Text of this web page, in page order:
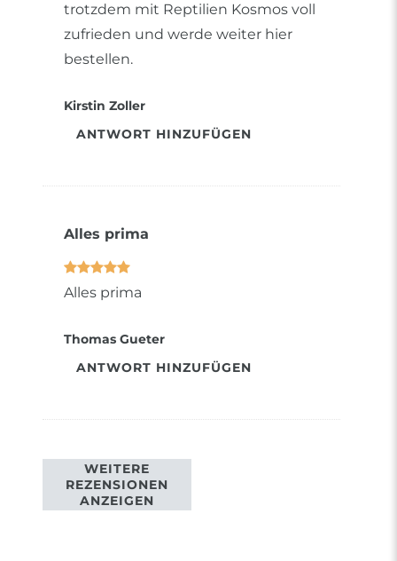
trotzdem mit Reptilien Kosmos voll
zufrieden und werde weiter hier
bestellen.
Kirstin Zoller
ANTWORT HINZUFÜGEN
Alles prima
Alles prima
Thomas Gueter
ANTWORT HINZUFÜGEN
WEITERE
REZENSIONEN
ANZEIGEN